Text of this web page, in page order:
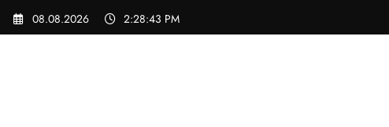
Перейти
08.08.2026 2:28:44 PM